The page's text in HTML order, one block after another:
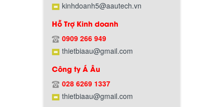
kinhdoanh5@aautech.vn
Hỗ Trợ Kinh doanh
0909 266 949
thietbiaau@gmail.com
Công ty Á Âu
028 6269 1337
thietbiaau@gmail.com
Chính sách đổi trả hàng